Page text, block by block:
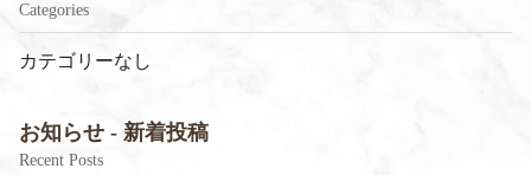
Categories
カテゴリーなし
お知らせ - 新着投稿
Recent Posts